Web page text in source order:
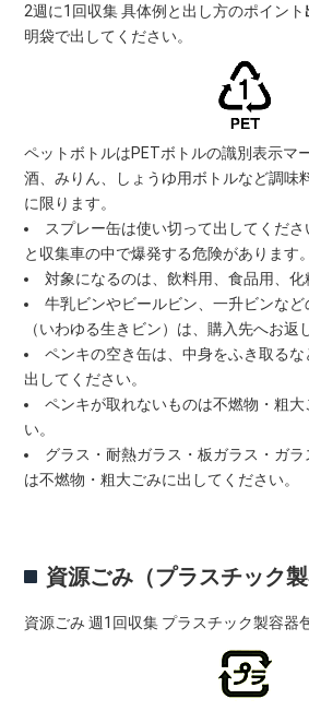
2週に1回収集 具体例と出し方のポイント
明袋で出してください。
ペットボトルはPETボトルの識別表示マ
酒、みりん、しょうゆ用ボトルなど調味
に限ります。
スプレー缶は使い切って出してくだ
と収集車の中で爆発する危険があります。
対象になるのは、飲料用、食品用、化
牛乳ビンやビールビン、一升ビンな
（いわゆる生きビン）は、購入先へお返
ペンキの空き缶は、中身をふき取る
出してください。
ペンキが取れないものは不燃物・粗大
い。
グラス・耐熱ガラス・板ガラス・ガ
は不燃物・粗大ごみに出してください。
資源ごみ（プラスチック製
資源ごみ 週1回収集 プラスチック製容器